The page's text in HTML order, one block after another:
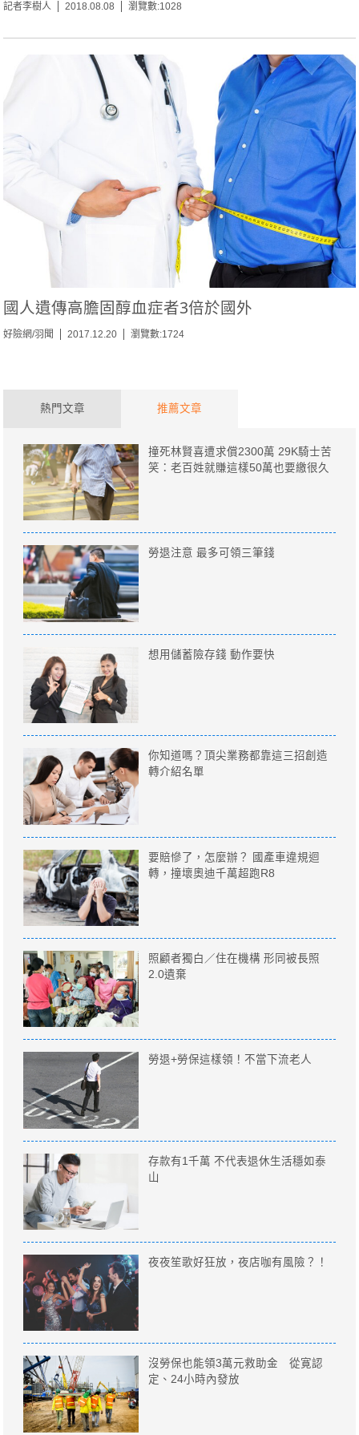
記者李樹人 2018.08.08 瀏覽數:1028
國人遺傳高膽固醇血症者3倍於國外
好險網/羽聞 2017.12.20 瀏覽數:1724
熱門文章 推薦文章
撞死林賢喜遭求償2300萬 29K騎士苦
笑：老百姓就賺這樣50萬也要繳很久
勞退注意 最多可領三筆錢
想用儲蓄險存錢 動作要快
你知道嗎？頂尖業務都靠這三招創造
轉介紹名單
要賠慘了，怎麼辦？ 國產車違規迴
轉，撞壞奧迪千萬超跑R8
照顧者獨白／住在機構 形同被長照
2.0遺棄
勞退+勞保這樣領！不當下流老人
存款有1千萬 不代表退休生活穩如泰
山
夜夜笙歌好狂放，夜店咖有風險？！
沒勞保也能領3萬元救助金 從寛認
定、24小時內發放